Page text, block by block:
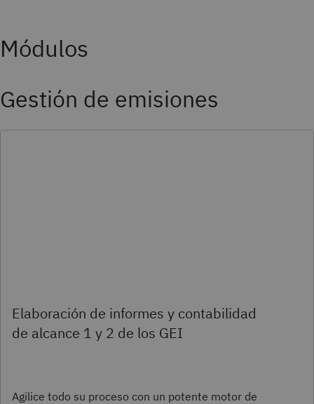
Módulos
Gestión de emisiones
Elaboración de informes y contabilidad
de alcance 1 y 2 de los GEI
Agilice todo su proceso con un potente motor de